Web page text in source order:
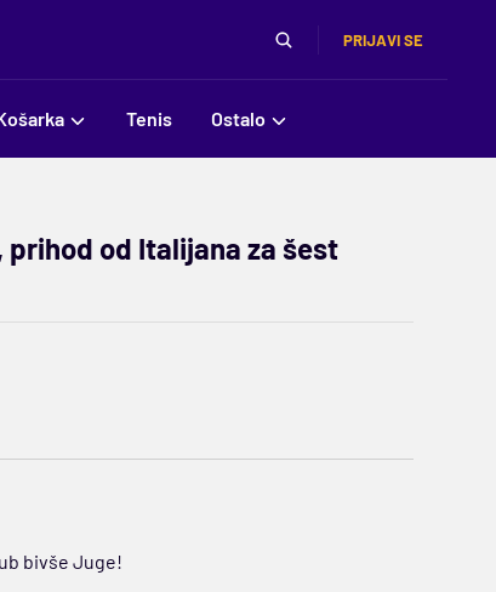
PRIJAVI SE
Tenis Ostalo
prihod od Italijana za šest
bivše Juge!